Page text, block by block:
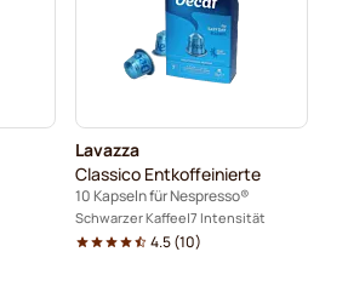
Lavazza
Classico Entkoffeinierte
10 Kapseln für Nespresso®
Schwarzer Kaffee 7 Intensität
4.5(10)